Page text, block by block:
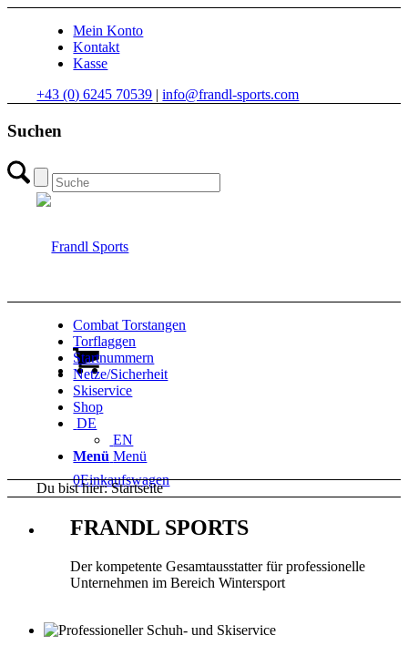
Mein Konto
Kontakt
Kasse
+43 (0) 6245 70539 |info@frandl-sports.com
Suchen
0Einkaufswagen
Combat Torstangen
Torflaggen
Startnummern
Netze/Sicherheit
Skiservice
Shop
DE
EN
Menü Menü
Du bist hier: Startseite
FRANDL SPORTS
Der kompetente Gesamtausstatter für professionelle
Unternehmen im Bereich Wintersport